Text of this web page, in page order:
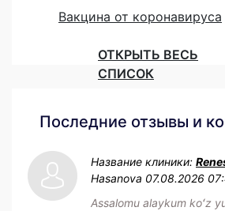
Вакцина от коронавируса
ОТКРЫТЬ ВЕСЬ
СПИСОК
Последние отзывы и
Название клиники:
Hasanova 07.08.2026
Assalomu alaykum koʻz